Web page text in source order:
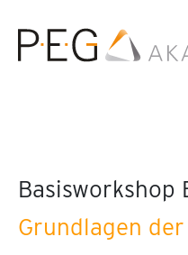
Basisworkshop
Grundlagen